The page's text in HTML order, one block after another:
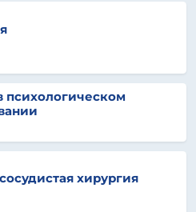
психологическом
хирургия